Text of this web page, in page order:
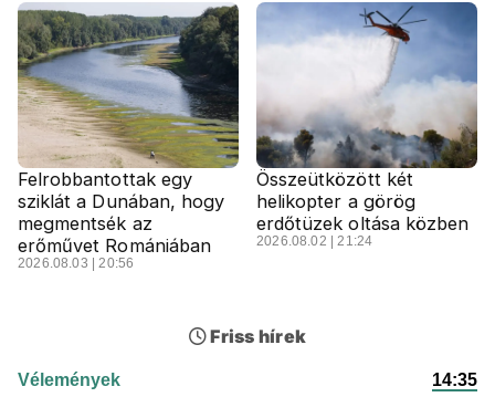
Felrobbantottak egy
sziklát a Dunában, hogy
megmentsék az
erőművet Romániában
2026.08.03 | 20:56
Összeütközött két
helikopter a görög
erdőtüzek oltása közben
2026.08.02 | 21:24
Friss hírek
Vélemények 14:35